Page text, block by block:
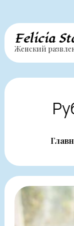
Перейти
содержимому
Felicia
Женский